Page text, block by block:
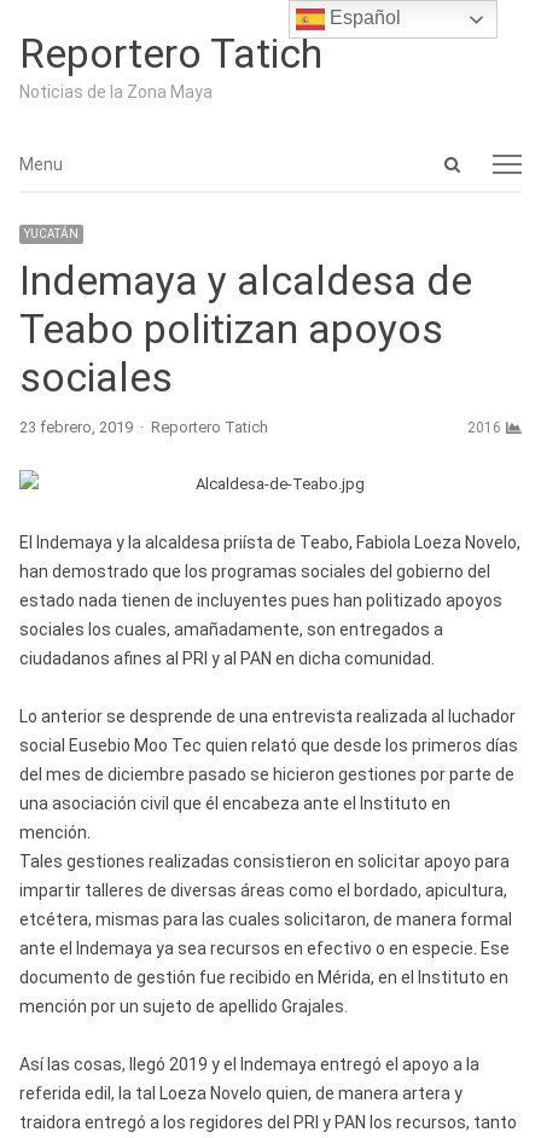
Reportero Tatich
Noticias de la Zona Maya
Open
Menu
Menu
YUCATÁN
Indemaya y alcaldesa de
Teabo politizan apoyos
sociales
23 febrero, 2019 Author
Reportero Tatich 2016
El Indemaya y la alcaldesa priísta de Teabo, Fabiola Loeza Novelo,
han demostrado que los programas sociales del gobierno del
estado nada tienen de incluyentes pues han politizado apoyos
sociales los cuales, amañadamente, son entregados a
ciudadanos afines al PRI y al PAN en dicha comunidad.
Lo anterior se desprende de una entrevista realizada al luchador
social Eusebio Moo Tec quien relató que desde los primeros días
del mes de diciembre pasado se hicieron gestiones por parte de
una asociación civil que él encabeza ante el Instituto en
mención.
Tales gestiones realizadas consistieron en solicitar apoyo para
impartir talleres de diversas áreas como el bordado, apicultura,
etcétera, mismas para las cuales solicitaron, de manera formal
ante el Indemaya ya sea recursos en efectivo o en especie. Ese
documento de gestión fue recibido en Mérida, en el Instituto en
mención por un sujeto de apellido Grajales.
Así las cosas, llegó 2019 y el Indemaya entregó el apoyo a la
referida edil, la tal Loeza Novelo quien, de manera artera y
traidora entregó a los regidores del PRI y PAN los recursos, tanto
Español